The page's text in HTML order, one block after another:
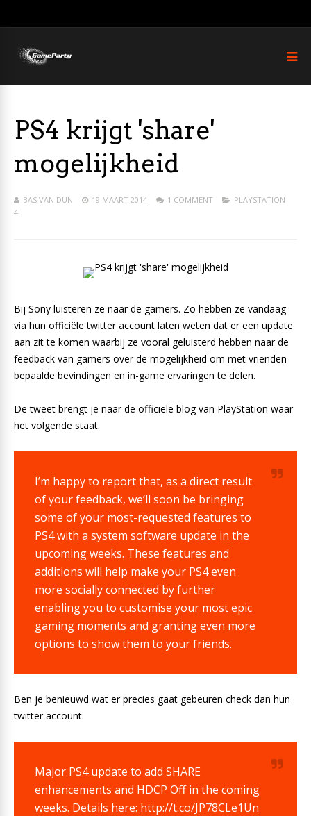
PS4 krijgt 'share'
mogelijkheid
BAS VAN DUN 19 MAART 2014 1 COMMENT
PLAYSTATION
4
Bij Sony luisteren ze naar de gamers. Zo hebben ze vandaag
via hun officiële twitter account laten weten dat er een update
aan zit te komen waarbij ze vooral geluisterd hebben naar de
feedback van gamers over de mogelijkheid om met vrienden
bepaalde bevindingen en in-game ervaringen te delen.
De tweet brengt je naar de officiële blog van PlayStation waar
het volgende staat.
I’m happy to report that, as a direct result
of your feedback, we’ll soon be bringing
some of your most-requested features to
PS4 with a system software update in the
upcoming weeks. These features and
additions will help make your PS4 even
more socially connected by further
enabling you to customise your most epic
gaming moments and granting even more
options to show them to your friends.
Ben je benieuwd wat er precies gaat gebeuren check dan hun
twitter account.
Major PS4 update to add SHARE
enhancements and HDCP Off in the coming
weeks. Details here: http://t.co/JP78CLe1Un